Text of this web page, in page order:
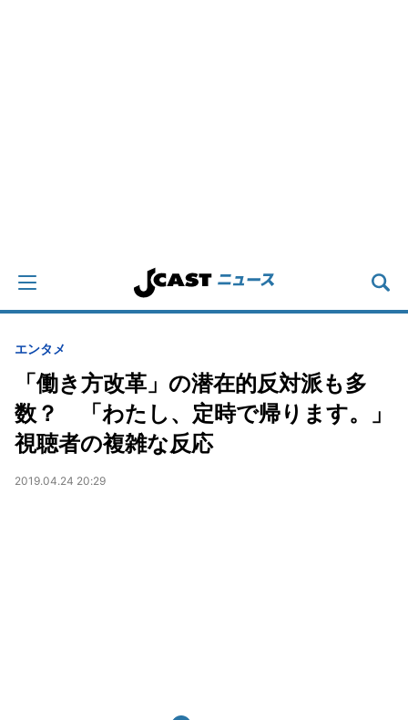
エンタメ
「働き方改革」の潜在的反対派も多
数？ 「わたし、定時で帰ります。」
視聴者の複雑な反応
2019.04.24 20:29